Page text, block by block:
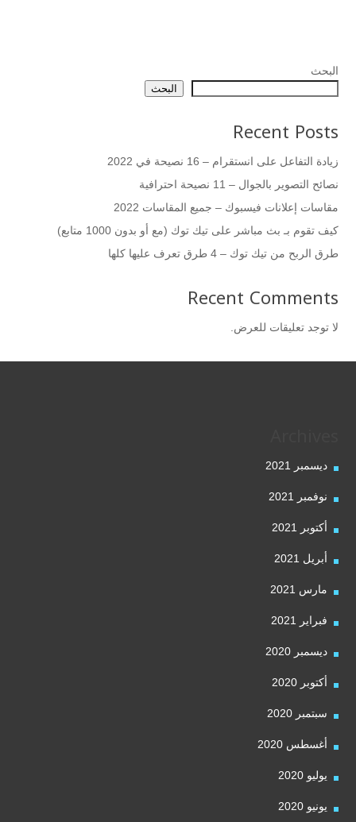
البحث
البحث
Recent Posts
زيادة التفاعل على انستقرام – 16 نصيحة في 2022
نصائح التصوير بالجوال – 11 نصيحة احترافية
مقاسات إعلانات فيسبوك – جميع المقاسات 2022
كيف تقوم بـ بث مباشر على تيك توك (مع أو بدون 1000 متابع)
طرق الربح من تيك توك – 4 طرق تعرف عليها كلها
Recent Comments
لا توجد تعليقات للعرض.
ديسمبر 2021
نوفمبر 2021
أكتوبر 2021
أبريل 2021
مارس 2021
فبراير 2021
ديسمبر 2020
أكتوبر 2020
سبتمبر 2020
أغسطس 2020
يوليو 2020
يونيو 2020